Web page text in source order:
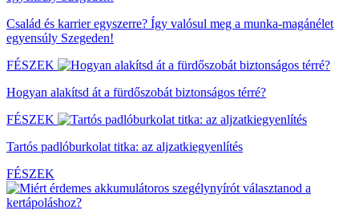
Család és karrier egyszerre? Így valósul meg a munka-magánélet
egyensúly Szegeden!
FÉSZEK
Hogyan alakítsd át a fürdőszobát biztonságos térré?
FÉSZEK
Tartós padlóburkolat titka: az aljzatkiegyenlítés
FÉSZEK